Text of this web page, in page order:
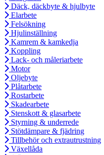
Däck, däckbyte & hjulbyte
Elarbete
Felsökning
Hjulinställning
Kamrem & kamkedja
Koppling
Lack- och måleriarbete
Motor
Oljebyte
Plåtarbete
Rostarbete
Skadearbete
Stenskott & glasarbete
Styrning & underrede
Stötdämpare & fjädring
Tillbehör och extrautrustning
Växellåda